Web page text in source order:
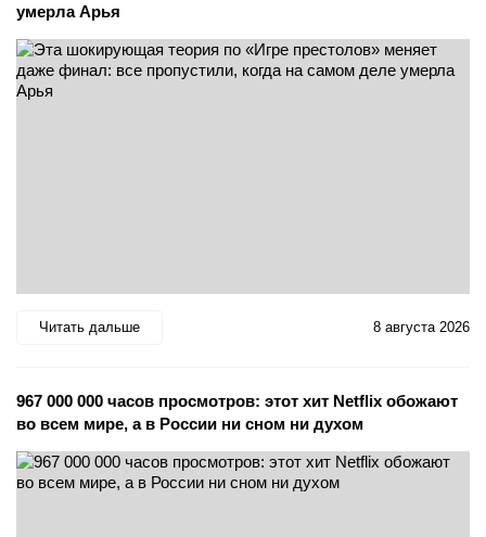
умерла Арья
Читать дальше 8 августа 2026
967 000 000 часов просмотров: этот хит Netflix обожают
во всем мире, а в России ни сном ни духом